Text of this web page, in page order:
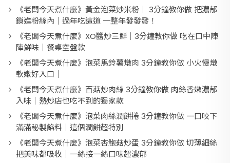
《老闆今天煮什麼》黃金泡菜炒米粉｜ 3分鐘教你做 把濃郁
鎖進粉絲內｜過年吃這道 一整年發發發！
《老闆今天煮什麼》XO醬炒三鮮｜3分鐘教你做 吃在口中陣
陣鮮味｜餐桌空盤款
《老闆今天煮什麼》泡菜馬鈴薯燉肉 3分鐘教你做 小火慢燉
軟嫩好入口｜
《老闆今天煮什麼》百菇炒肉絲 3分鐘教你做 肉絲香嫩濃郁
入味｜熱炒店也吃不到的獨家款
《老闆今天煮什麼》泡菜肉絲潤餅捲 3分鐘教你做 一口咬下
滿滿秘製餡料｜這個潤餅超特別
《老闆今天煮什麼》泡菜杏鮑菇炒蛋 3分鐘教你做 切薄細絲
把美味都吸收｜一絲接一絲口味超濃郁